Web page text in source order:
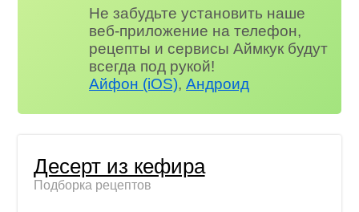
Не забудьте установить наше
веб-приложение на телефон,
рецепты и сервисы Аймкук будут
всегда под рукой!
Айфон (iOS),Андроид
Десерт из кефира
Подборка рецептов